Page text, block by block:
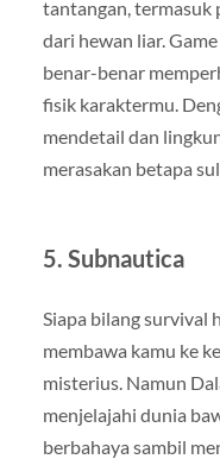
tantangan, termasuk
dari hewan liar.
benar-benar
fisik karaktermu.
mendetail dan
merasakan betapa
5. Subnautica
Siapa bilang survival
membawa kamu ke
misterius. Namun
menjelajahi dunia
berbahaya sambil